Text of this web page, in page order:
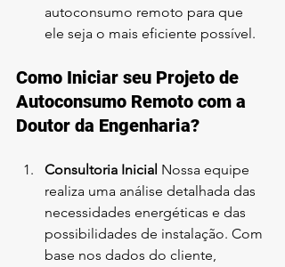
autoconsumo remoto para que
ele seja o mais eficiente possível.
Como Iniciar seu Projeto de
Autoconsumo Remoto com a
Doutor da Engenharia?
Consultoria Inicial Nossa equipe
realiza uma análise detalhada das
necessidades energéticas e das
possibilidades de instalação. Com
base nos dados do cliente,